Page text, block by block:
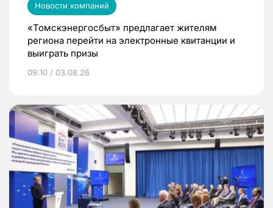
Новости компаний
«Томскэнергосбыт» предлагает жителям
региона перейти на электронные квитанции и
выиграть призы
09:10 / 03.08.26